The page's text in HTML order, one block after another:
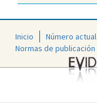
Inicio Número actual
Normas de publicación